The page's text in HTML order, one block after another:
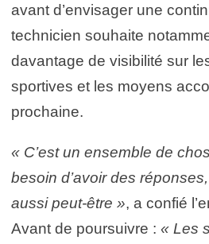
avant d’envisager une
technicien souhaite
davantage de visibilité sur
sportives et les moyens
prochaine.
« C’est un ensemble de
besoin d’avoir des
aussi peut-être », a confié
Avant de poursuivre : « Les